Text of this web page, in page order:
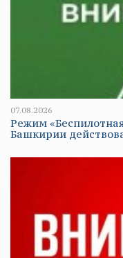
07.08.2026
Режим
Башкирии